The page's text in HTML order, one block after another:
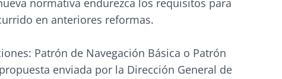
normativa endurezca los requisitos para
en anteriores reformas.
Patrón de Navegación Básica o Patrón
enviada por la Dirección General de